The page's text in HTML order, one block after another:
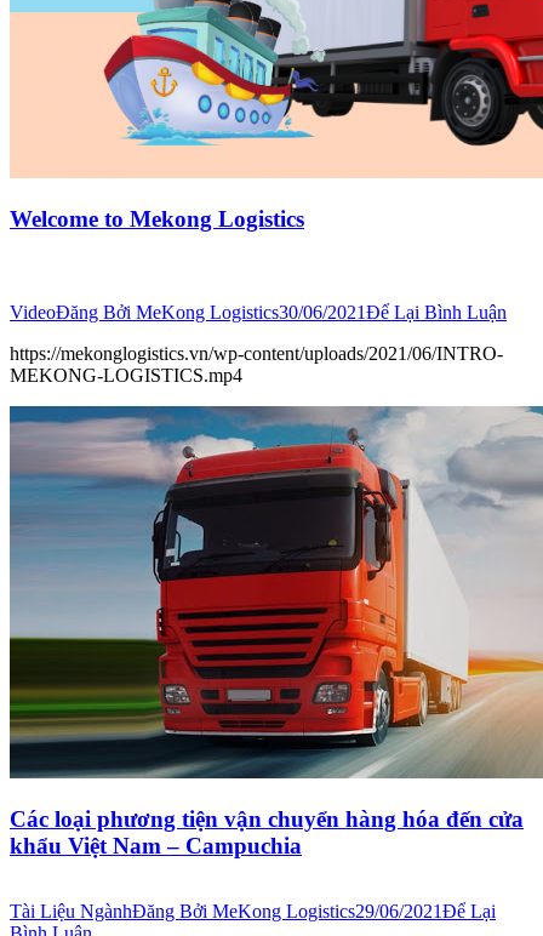
Welcome to Mekong Logistics
VideoĐăng Bởi MeKong Logistics30/06/2021Để Lại Bình Luận
https://mekonglogistics.vn/wp-content/uploads/2021/06/INTRO-
MEKONG-LOGISTICS.mp4
Các loại phương tiện vận chuyển hàng hóa đến cửa
khẩu Việt Nam – Campuchia
Tài Liệu NgànhĐăng Bởi MeKong Logistics29/06/2021Để Lại